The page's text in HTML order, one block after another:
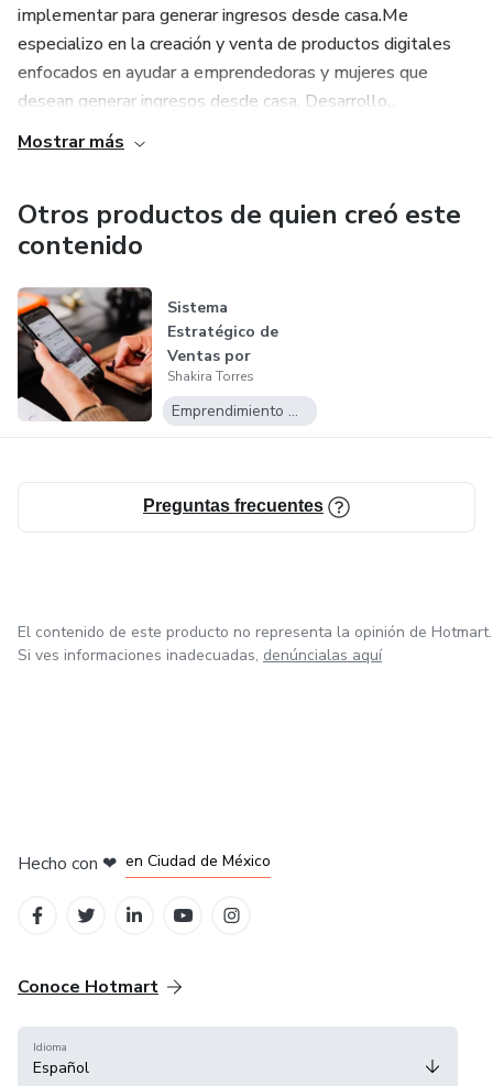
Ahorra tiempo, responde con seguridad y aumenta tus
conversiones usando mensajes probados y estructurados
para vender.
implementar para generar ingresos desde casa.Me
especializo en la creación y venta de productos digitales
enfocados en ayudar a emprendedoras y mujeres que
desean generar ingresos desde casa. Desarrollo...
Mostrar más
Otros productos de quien creó este
contenido
Sistema
Estratégico de
Ventas por
Mensaje: Versión
Premium
Shakira Torres
Emprendimiento Digital
Preguntas frecuentes
El contenido de este producto no representa la opinión de Hotmart.
Si ves informaciones inadecuadas, denúncialas aquí
Hecho con ❤ en Ciudad de México
Conoce Hotmart
Idioma
Español